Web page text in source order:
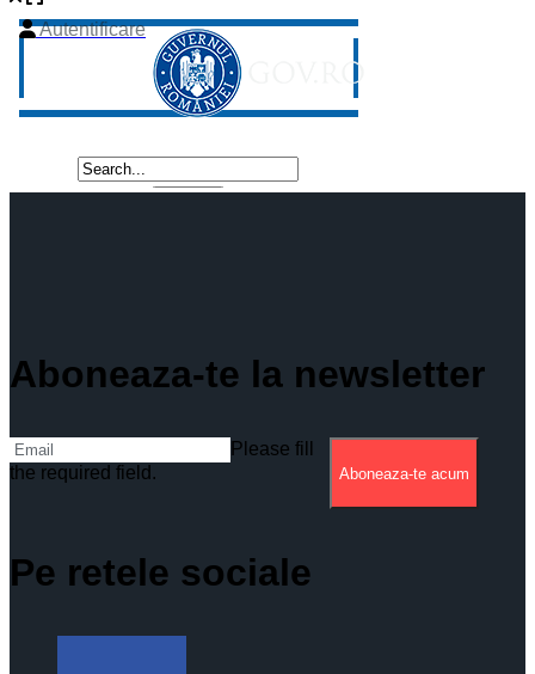
Aboneaza-te la newsletter
Please fill
the required field.
Aboneaza-te acum
Pe retele sociale